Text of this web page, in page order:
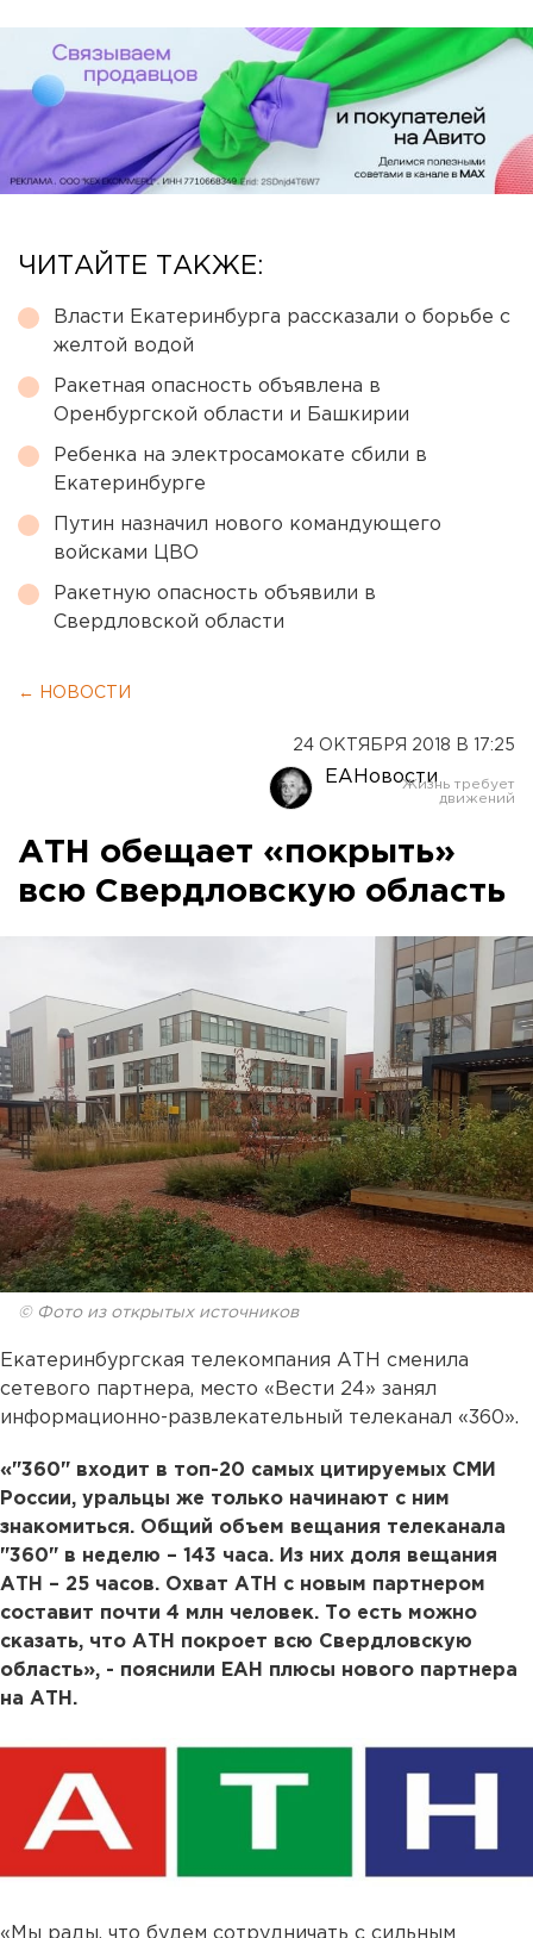
ЧИТАЙТЕ ТАКЖЕ:
Власти Екатеринбурга рассказали о борьбе с
желтой водой
Ракетная опасность объявлена в
Оренбургской области и Башкирии
Ребенка на электросамокате сбили в
Екатеринбурге
Путин назначил нового командующего
войсками ЦВО
Ракетную опасность объявили в
Свердловской области
← НОВОСТИ
24 ОКТЯБРЯ 2018 В 17:25
ЕАНовости
АТН обещает «покрыть»
всю Свердловскую область
© Фото из открытых источников
Екатеринбургская телекомпания АТН сменила
сетевого партнера, место «Вести 24» занял
информационно-развлекательный телеканал «360».
«"360" входит в топ-20 самых цитируемых СМИ
России, уральцы же только начинают с ним
знакомиться. Общий объем вещания телеканала
"360" в неделю – 143 часа. Из них доля вещания
АТН – 25 часов. Охват АТН с новым партнером
составит почти 4 млн человек. То есть можно
сказать, что АТН покроет всю Свердловскую
область», - пояснили ЕАН плюсы нового партнера
на АТН.
«Мы рады, что будем сотрудничать с сильным